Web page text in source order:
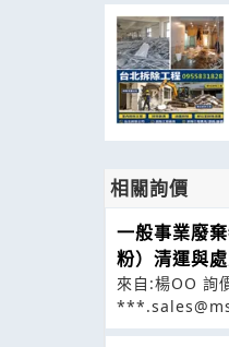
相關詢價
一般事業廢
粉）清運與
來自:楊OO 詢